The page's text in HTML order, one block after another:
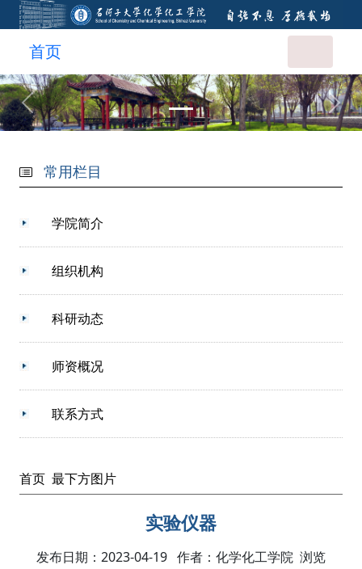
首页
常用栏目
学院简介
组织机构
科研动态
师资概况
联系方式
首页 最下方图片
实验仪器
发布日期：2023-04-19 作者：化学化工学院 浏览